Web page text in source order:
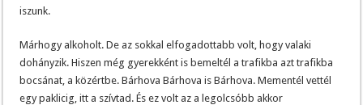
iszunk.
Márhogy alkoholt. De az sokkal elfogadottabb volt, hogy valaki
dohányzik. Hiszen még gyerekként is bemeltél a trafikba azt trafikba
bocsánat, a közértbe. Bárhova Bárhova is Bárhova. Mementél vettél
egy paklicig, itt a szívtad. És ez volt az a legolcsóbb akkor